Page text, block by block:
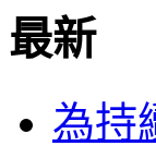
最新
為持